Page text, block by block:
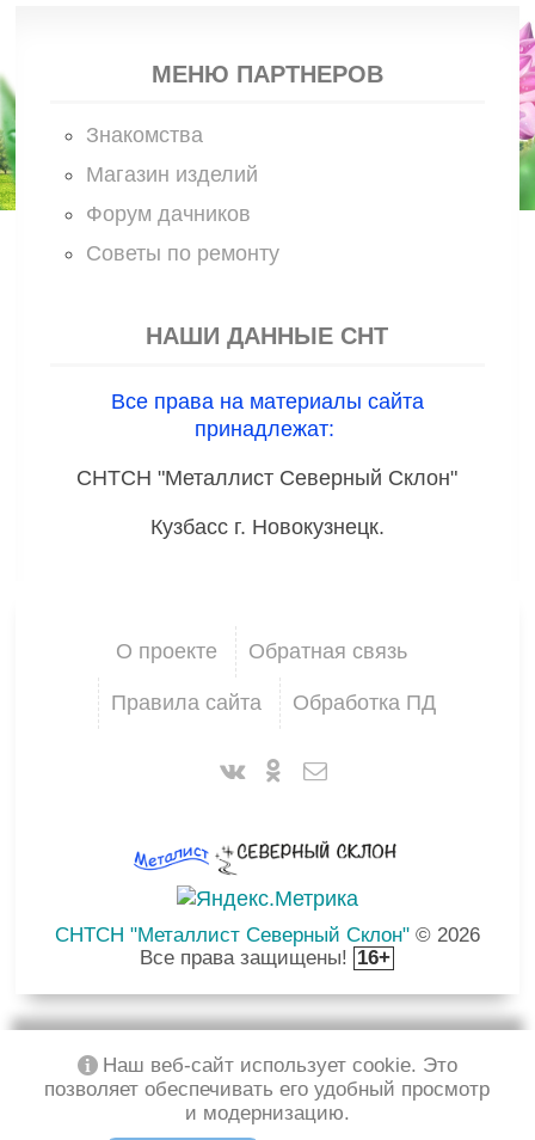
МЕНЮ ПАРТНЕРОВ
Знакомства
Магазин изделий
Форум дачников
Советы по ремонту
НАШИ ДАННЫЕ СНТ
Все права на материалы сайта
принадлежат:
СНТСН "Металлист Северный Склон"
Кузбасс г. Новокузнецк.
О проекте Обратная связь
Правила сайта Обработка ПД
СНТСН "Металлист Северный Склон"© 2026
Все права защищены! 16+
Наш веб-сайт использует cookie. Это
позволяет обеспечивать его удобный просмотр
и модернизацию.